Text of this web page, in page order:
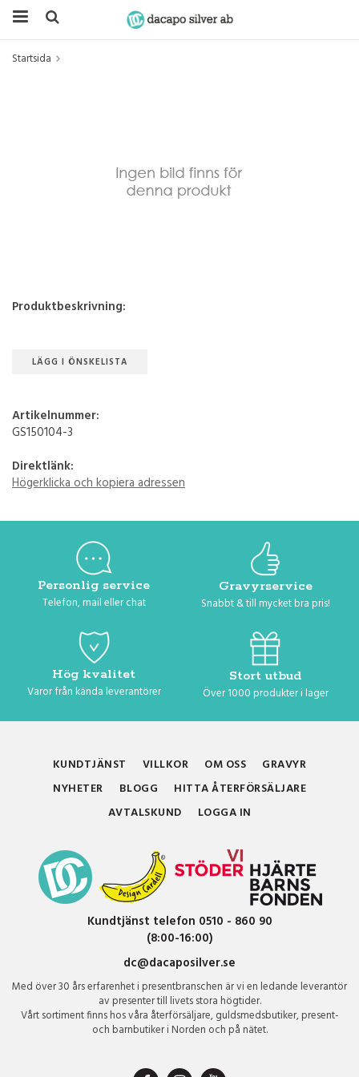
Startsida
Produktbeskrivning:
LÄGG I ÖNSKELISTA
Artikelnummer:
GS150104-3
Direktlänk:
Högerklicka och kopiera adressen
Personlig service
Telefon, mail eller chat
Gravyrservice
Snabbt & till mycket bra pris!
Hög kvalitet
Varor från kända leverantörer
Stort utbud
Över 1000 produkter i lager
KUNDTJÄNST VILLKOR OM OSS
GRAVYR
NYHETER
BLOGG
HITTA ÅTERFÖRSÄLJARE
AVTALSKUND
LOGGA IN
Kundtjänst telefon 0510 - 860 90
(8:00-16:00)
dc@dacaposilver.se
Med över 30 års erfarenhet i presentbranschen är vi en ledande leverantör
av presenter till livets stora högtider.
Vårt sortiment finns hos våra återförsäljare, guldsmedsbutiker, present-
och barnbutiker i Norden och på nätet.